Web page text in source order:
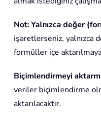
Not:Yalnızca değer
işaretlerseniz, yalnızca
formüller içe
Biçimlendirmeyi
veriler biçimlendirme
aktarılacaktır.